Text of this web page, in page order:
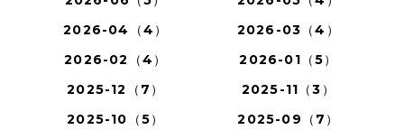
2026-04（4）
2026-03（4）
2026-02（4）
2026-01（5）
2025-12（7）
2025-11（3）
2025-10（5）
2025-09（7）